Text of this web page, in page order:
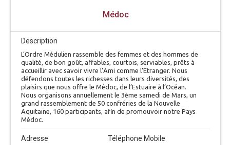
Médoc
Description
L’Ordre Médulien rassemble des femmes et des hommes de
qualité, de bon goût, affables, courtois, serviables, prêts à
accueillir avec savoir vivre l’Ami comme l’Etranger. Nous
défendons toutes les richesses dans leurs diversités, des
plaisirs que nous offre le Médoc, de l’Estuaire à l’Océan.
Nous organisons annuellement le 3ème samedi de Mars, un
grand rassemblement de 50 confréries de la Nouvelle
Aquitaine, 160 participants, afin de promouvoir notre Pays
Médoc.
Adresse Téléphone Mobile